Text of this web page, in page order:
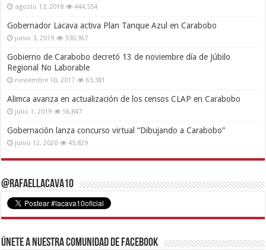
agosto 13, 2018 444,554
Gobernador Lacava activa Plan Tanque Azul en Carabobo
junio 3, 2019 330,367
Gobierno de Carabobo decretó 13 de noviembre día de Júbilo
Regional No Laborable
noviembre 10, 2017 63,381
Alimca avanza en actualización de los censos CLAP en Carabobo
julio 1, 2019 56,847
Gobernación lanza concurso virtual “Dibujando a Carabobo”
junio 12, 2020 45,829
@RafaelLacava10
Únete a nuestra comunidad de Facebook